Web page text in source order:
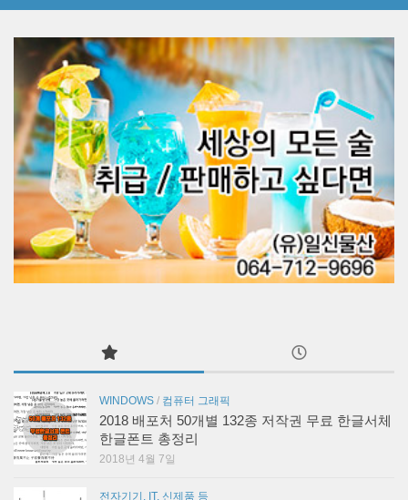
WINDOWS / 컴퓨터 그래픽
2018 배포처 50개별 132종 저작권 무료 한글서체
한글폰트 총정리
2018년 4월 7일
전자기기, IT, 신제품 등